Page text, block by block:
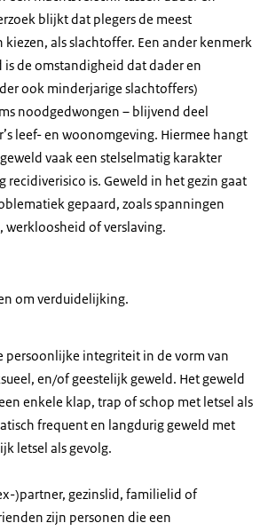
blijkt dat plegers de meest
kiezen, als slachtoffer. Een ander kenmerk
is de omstandigheid dat dader en
ook minderjarige slachtoffers)
noodgedwongen – blijvend deel
leef- en woonomgeving. Hiermee hangt
vaak een stelselmatig karakter
recidiverisico is. Geweld in het gezin gaat
gepaard, zoals spanningen
werkloosheid of verslaving.
om verduidelijking.
persoonlijke integriteit in de vorm van
en/of geestelijk geweld. Het geweld
enkele klap, trap of schop met letsel als
frequent en langdurig geweld met
letsel als gevolg.
)partner, gezinslid, familielid of
zijn personen die een